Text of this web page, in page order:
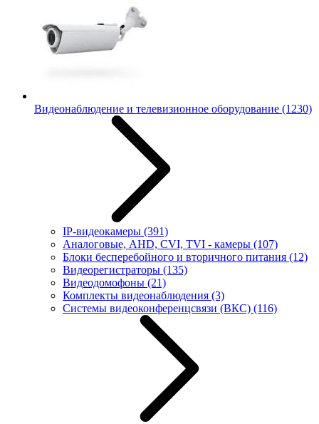
Видеонаблюдение и телевизионное оборудование (1230)
IP-видеокамеры (391)
Аналоговые, AHD, CVI, TVI - камеры (107)
Блоки бесперебойного и вторичного питания (12)
Видеорегистраторы (135)
Видеодомофоны (21)
Комплекты видеонаблюдения (3)
Системы видеоконференцсвязи (ВКС) (116)